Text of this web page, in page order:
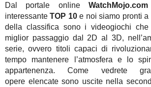
Dal portale onlineWatchMojo.com
interessanteTOP 10e noi siamo pronti a
della classifica sono i videogiochi che
miglior passaggio dal 2D al 3D,
serie, ovvero titoli capaci di
tempo mantenere l’atmosfera e lo
appartenenza. Come vedrete
opere elencate sono uscite nella